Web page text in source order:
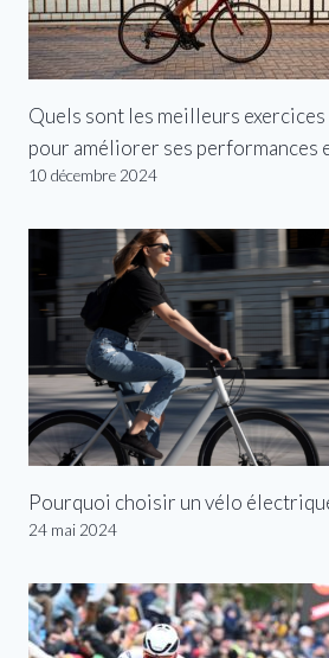
Quels sont les meilleurs
pour améliorer ses performances
10 décembre 2024
Pourquoi choisir un vélo
24 mai 2024